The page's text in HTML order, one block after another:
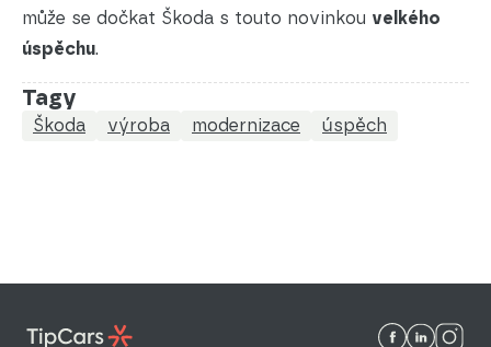
může se dočkat Škoda s touto novinkou velkého
úspěchu.
Tagy
Škoda výroba modernizace úspěch